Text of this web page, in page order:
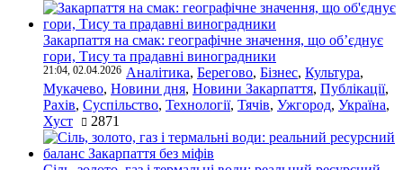
Закарпаття на смак: географічне значення, що об’єднує
гори, Тису та прадавні виноградники
21:04, 02.04.2026 Аналітика, Берегово, Бізнес, Культура,
Мукачево, Новини дня, Новини Закарпаття, Публікації,
Рахів, Суспільство, Технології, Тячів, Ужгород, Україна,
Хуст
2871